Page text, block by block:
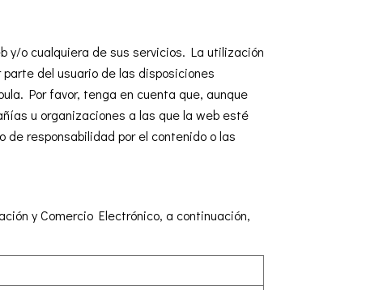
y/o cualquiera de sus servicios. La utilización
parte del usuario de las disposiciones
Por favor, tenga en cuenta que, aunque
u organizaciones a las que la web esté
de responsabilidad por el contenido o las
y Comercio Electrónico, a continuación,